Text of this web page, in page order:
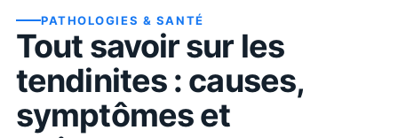
PATHOLOGIES & SANTÉ
Tout savoir sur les
tendinites : causes,
symptômes et